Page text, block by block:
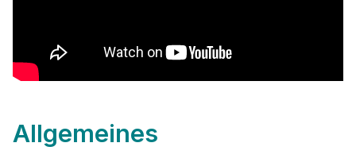
Allgemeines